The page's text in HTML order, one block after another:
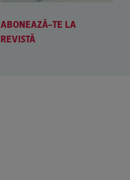
ABONEAZĂ-TE LA
REVISTĂ